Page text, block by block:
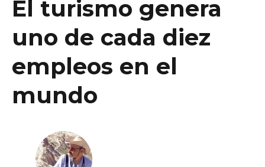
El turismo genera
uno de cada diez
empleos en el
mundo